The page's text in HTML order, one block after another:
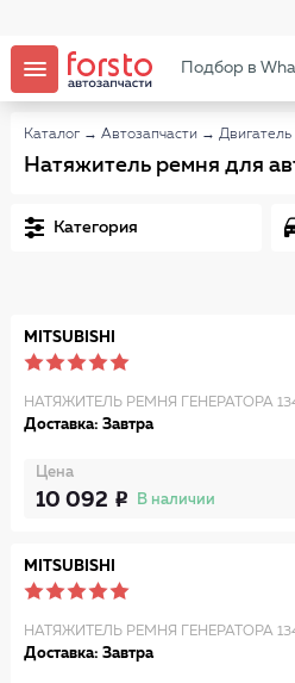
Подбор в
Каталог → Автозапчасти → Двигатель
Натяжитель ремня для
Категория
MITSUBISHI
НАТЯЖИТЕЛЬ РЕМНЯ ГЕНЕРАТОРА
Доставка: Завтра
Цена
10 092 В наличии
MITSUBISHI
НАТЯЖИТЕЛЬ РЕМНЯ ГЕНЕРАТОРА
Доставка: Завтра